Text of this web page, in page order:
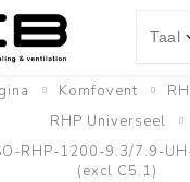
Komfovent
RHP Universeel
RHP-1200-9.3/7.9-
(excl C5.1)